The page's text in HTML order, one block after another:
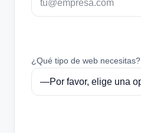
¿Qué tipo de web necesitas?